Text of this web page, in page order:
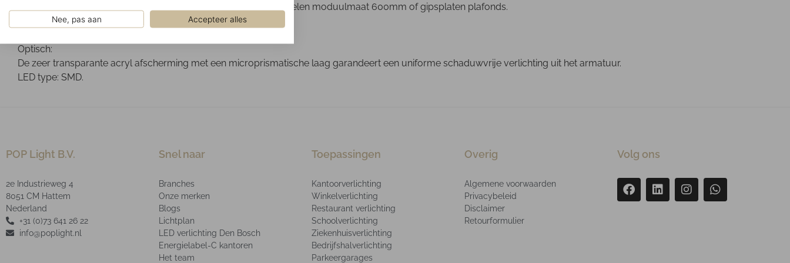
Nee, pas aan Accepteer alles
Geïnstalleerd in verlaagde systeemplafonds met zichtbare profielen moduulmaat 600mm of gipsplaten plafonds.
Ontwerp:
Optisch:
De zeer transparante acryl afscherming met een microprismatische laag garandeert een uniforme schaduwvrije verlichting uit het armatuur.
LED type: SMD.
POP Light B.V.
2e Industrieweg 4
8051 CM Hattem
Nederland
+31 (0)73 641 26 22
info@poplight.nl
Snel naar
Branches
Onze merken
Blogs
Lichtplan
LED verlichting Den Bosch
Energielabel-C kantoren
Het team
Toepassingen
Kantoorverlichting
Winkelverlichting
Restaurant verlichting
Schoolverlichting
Ziekenhuisverlichting
Bedrijfshalverlichting
Parkeergarages
Overig
Algemene voorwaarden
Privacybeleid
Disclaimer
Retourformulier
Volg ons